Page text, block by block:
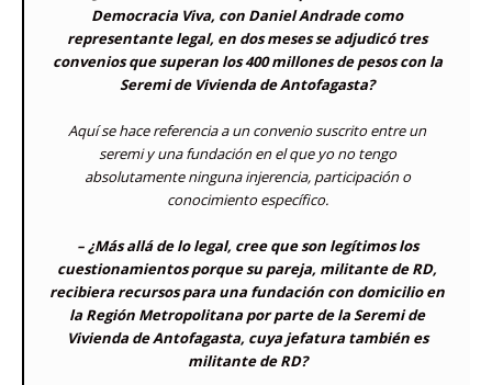
Democracia Viva, con Daniel Andrade como
representante legal, en dos meses se adjudicó tres
convenios que superan los 400 millones de pesos con la
Seremi de Vivienda de Antofagasta?
Aquí se hace referencia a un convenio suscrito entre un
seremi y una fundación en el que yo no tengo
absolutamente ninguna injerencia, participación o
conocimiento específico.
– ¿Más allá de lo legal, cree que son legítimos los
cuestionamientos porque su pareja, militante de RD,
recibiera recursos para una fundación con domicilio en
la Región Metropolitana por parte de la Seremi de
Vivienda de Antofagasta, cuya jefatura también es
militante de RD?